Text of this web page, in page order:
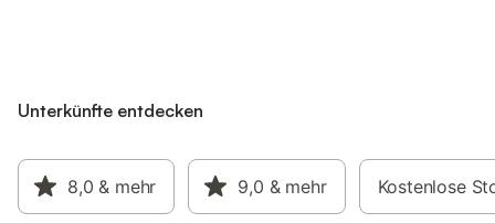
Unterkünfte entdecken
8,0 & mehr 9,0 & mehr Kostenlose